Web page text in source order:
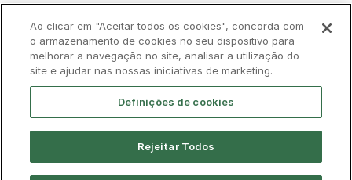
Política de Privacidade Livro de Reclamações
Cookies Aviso Legal Acessibilidade
Ao clicar em "Aceitar todos os cookies", concorda com
o armazenamento de cookies no seu dispositivo para
melhorar a navegação no site, analisar a utilização do
site e ajudar nas nossas iniciativas de marketing.
Definições de cookies
Rejeitar Todos